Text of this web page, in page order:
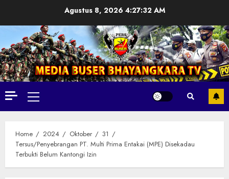
Agustus 8, 2026 4:27:33 AM
Primary
Menu
Home 2024 Oktober
31
Tersus/Penyebrangan PT. Multi Prima Entakai (MPE) Disekadau
Terbukti Belum Kantongi Izin